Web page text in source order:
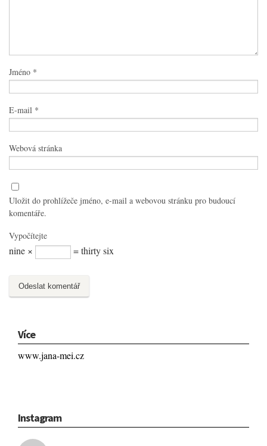
Jméno *
E-mail *
Webová stránka
Uložit do prohlížeče jméno, e-mail a webovou stránku pro budoucí
komentáře.
Vypočítejte
nine × = thirty six
Více
www.jana-mei.cz
Instagram